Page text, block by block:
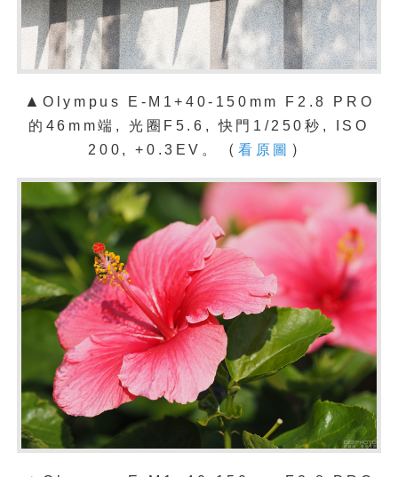
▲Olympus E-M1+40-150mm F2.8 PRO
的46mm端, 光圈F5.6, 快門1/250秒, ISO
200, +0.3EV。
（看原圖 ）